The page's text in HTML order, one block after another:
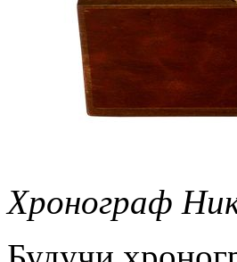
Хронограф